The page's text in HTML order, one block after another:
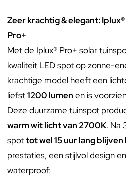
Zeer krachtig & elegant:
Pro+
Met de Iplux® Pro+ solar
kwaliteit LED spot op zonne-
krachtige model heeft een
liefst1200 lumen en is
Deze duurzame tuinspot
warm wit licht van 2700K. Na
spottot wel 15 uur lang
prestaties, een stijlvol design
waterproof: